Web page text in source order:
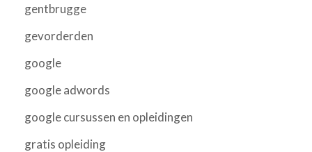
gentbrugge
gevorderden
google
google adwords
google cursussen en opleidingen
gratis opleiding